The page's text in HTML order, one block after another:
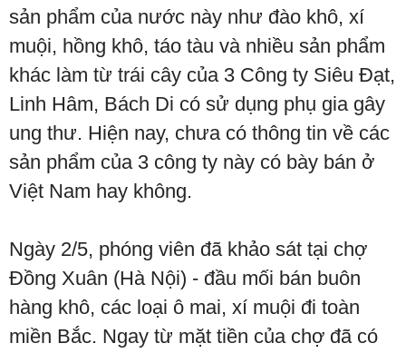
sản phẩm của nước này như đào khô, xí
muội, hồng khô, táo tàu và nhiều sản phẩm
khác làm từ trái cây của 3 Công ty Siêu Đạt,
Linh Hâm, Bách Di có sử dụng phụ gia gây
ung thư. Hiện nay, chưa có thông tin về các
sản phẩm của 3 công ty này có bày bán ở
Việt Nam hay không.
Ngày 2/5, phóng viên đã khảo sát tại chợ
Đồng Xuân (Hà Nội) - đầu mối bán buôn
hàng khô, các loại ô mai, xí muội đi toàn
miền Bắc. Ngay từ mặt tiền của chợ đã có